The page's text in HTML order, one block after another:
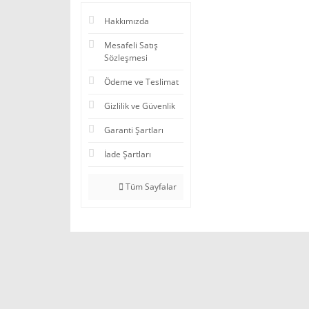
Hakkımızda
Mesafeli Satış
Sözleşmesi
Ödeme ve Teslimat
Gizlilik ve Güvenlik
Garanti Şartları
İade Şartları
Tüm Sayfalar